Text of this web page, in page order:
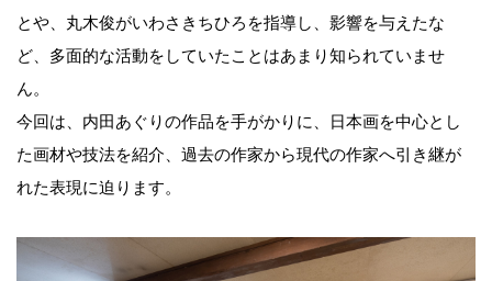
とや、丸木俊がいわさきちひろを指導し、影響を与えたな
ど、多面的な活動をしていたことはあまり知られていませ
ん。
今回は、内田あぐりの作品を手がかりに、日本画を中心とし
た画材や技法を紹介、過去の作家から現代の作家へ引き継が
れた表現に迫ります。